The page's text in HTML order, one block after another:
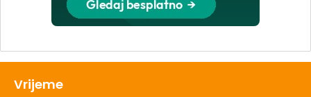
Vrijeme